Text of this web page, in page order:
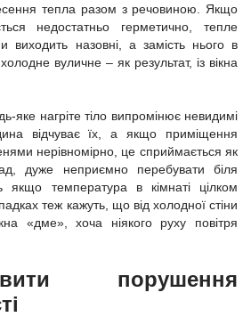
тепла разом з речовиною. Якщо
недостатньо герметично, тепле
виходить назовні, а замість нього в
вуличне – як результат, із вікна
яке нагріте тіло випромінює невидимі
відчуває їх, а якщо приміщення
нерівномірно, це сприймається як
дуже неприємно перебувати біля
якщо температура в кімнаті цілком
теж кажуть, що від холодної стіни
«дме», хоча ніякого руху повітря
порушення